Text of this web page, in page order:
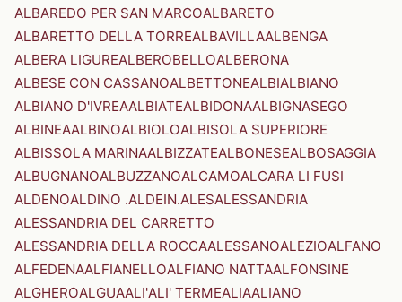
ALBAREDO PER SAN MARCOALBARETO
ALBARETTO DELLA TORREALBAVILLAALBENGA
ALBERA LIGUREALBEROBELLOALBERONA
ALBESE CON CASSANOALBETTONEALBIALBIANO
ALBIANO D'IVREAALBIATEALBIDONAALBIGNASEGO
ALBINEAALBINOALBIOLOALBISOLA SUPERIORE
ALBISSOLA MARINAALBIZZATEALBONESEALBOSAGGIA
ALBUGNANOALBUZZANOALCAMOALCARA LI FUSI
ALDENOALDINO .ALDEIN.ALESALESSANDRIA
ALESSANDRIA DEL CARRETTO
ALESSANDRIA DELLA ROCCAALESSANOALEZIOALFANO
ALFEDENAALFIANELLOALFIANO NATTAALFONSINE
ALGHEROALGUAALI'ALI' TERMEALIAALIANO